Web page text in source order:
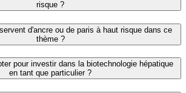
risque ?
d'ancre ou de paris à haut risque dans ce
thème ?
pour investir dans la biotechnologie hépatique
en tant que particulier ?